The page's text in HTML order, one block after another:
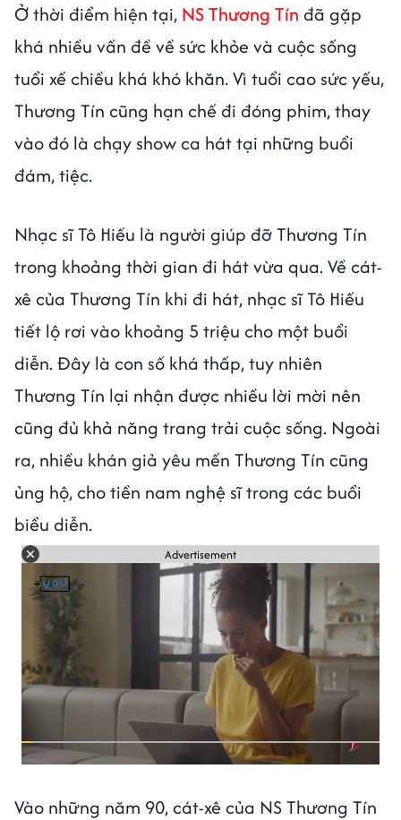
Ở thời điểm hiện tại, NS Thương Tín đã gặp
khá nhiều vấn đề về sức khỏe và cuộc sống
tuổi xế chiều khá khó khăn. Vì tuổi cao sức yếu,
Thương Tín cũng hạn chế đi đóng phim, thay
vào đó là chạy show ca hát tại những buổi
đám, tiệc.
Nhạc sĩ Tô Hiếu là người giúp đỡ Thương Tín
trong khoảng thời gian đi hát vừa qua. Về cát-
xê của Thương Tín khi đi hát, nhạc sĩ Tô Hiếu
tiết lộ rơi vào khoảng 5 triệu cho một buổi
diễn. Đây là con số khá thấp, tuy nhiên
Thương Tín lại nhận được nhiều lời mời nên
cũng đủ khả năng trang trải cuộc sống. Ngoài
ra, nhiều khán giả yêu mến Thương Tín cũng
ủng hộ, cho tiền nam nghệ sĩ trong các buổi
biểu diễn.
Advertisement
Vào những năm 90, cát-xê của NS Thương Tín